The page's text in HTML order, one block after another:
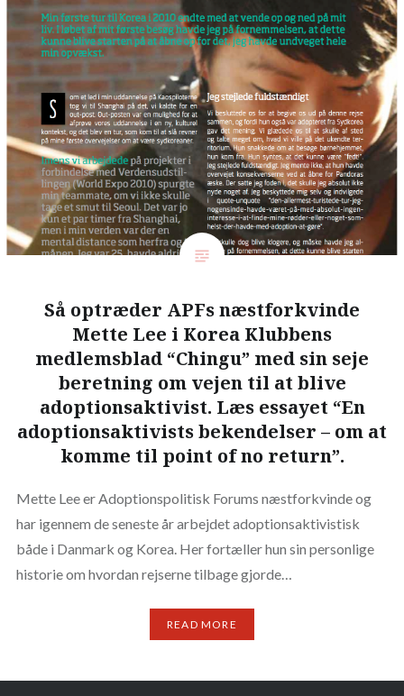
Så optræder APFs næstforkvinde
Mette Lee i Korea Klubbens
medlemsblad “Chingu” med sin seje
beretning om vejen til at blive
adoptionsaktivist. Læs essayet “En
adoptionsaktivists bekendelser – om at
komme til point of no return”.
Mette Lee er Adoptionspolitisk Forums næstforkvinde og
har igennem de seneste år arbejdet adoptionsaktivistisk
både i Danmark og Korea. Her fortæller hun sin personlige
historie om hvordan rejserne tilbage gjorde…
READ MORE